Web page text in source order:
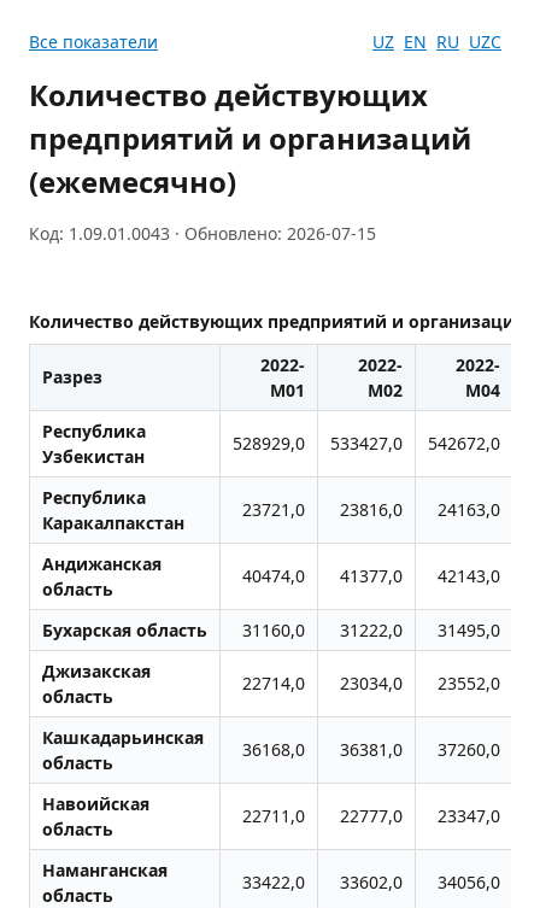
Все показатели UZ EN RU UZC
Количество действующих
предприятий и организаций
(ежемесячно)
Код: 1.09.01.0043 · Обновлено: 2026-07-15
Количество действующих предприятий и организаций
Разрез
2022-
M01
2022-
M02
2022-
M04
Республика
Узбекистан
528929,0 533427,0 542672,0
Республика
Каракалпакстан
23721,0 23816,0 24163,0
Андижанская
область
40474,0 41377,0 42143,0
Бухарская область 31160,0 31222,0 31495,0
Джизакская
область
22714,0 23034,0 23552,0
Кашкадарьинская
область
36168,0 36381,0 37260,0
Навоийская
область
22711,0 22777,0 23347,0
Наманганская
область
33422,0 33602,0 34056,0